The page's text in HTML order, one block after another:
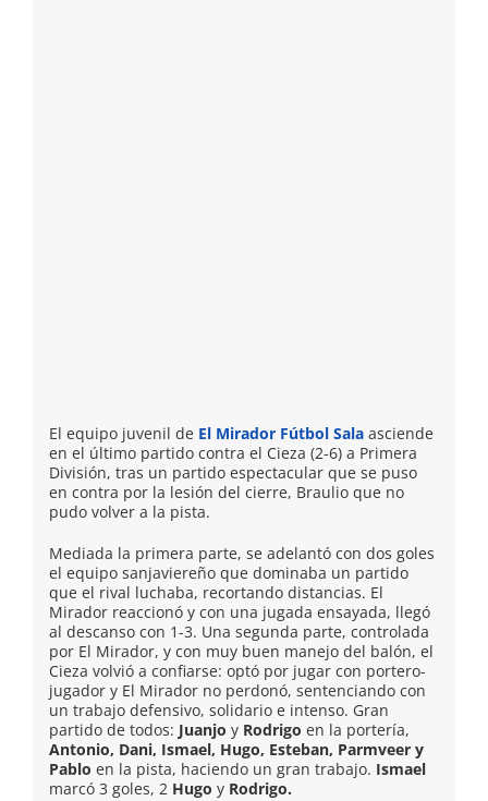
El equipo juvenil de El Mirador Fútbol Sala asciende
en el último partido contra el Cieza (2-6) a Primera
División, tras un partido espectacular que se puso
en contra por la lesión del cierre, Braulio que no
pudo volver a la pista.
Mediada la primera parte, se adelantó con dos goles
el equipo sanjaviereño que dominaba un partido
que el rival luchaba, recortando distancias. El
Mirador reaccionó y con una jugada ensayada, llegó
al descanso con 1-3. Una segunda parte, controlada
por El Mirador, y con muy buen manejo del balón, el
Cieza volvió a confiarse: optó por jugar con portero-
jugador y El Mirador no perdonó, sentenciando con
un trabajo defensivo, solidario e intenso. Gran
partido de todos: Juanjo y Rodrigo en la portería,
Antonio, Dani, Ismael, Hugo, Esteban, Parmveer y
Pablo en la pista, haciendo un gran trabajo. Ismael
marcó 3 goles, 2 Hugo y Rodrigo.